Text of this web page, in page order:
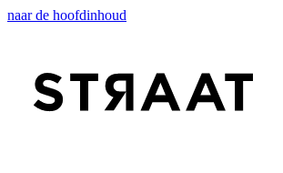
naar de hoofdinhoud